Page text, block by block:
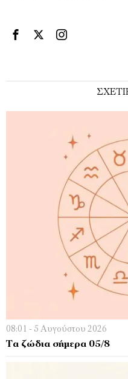
08:01 - 5 Αυγούστου 2026
Τα ζώδια σήμερα 05/8